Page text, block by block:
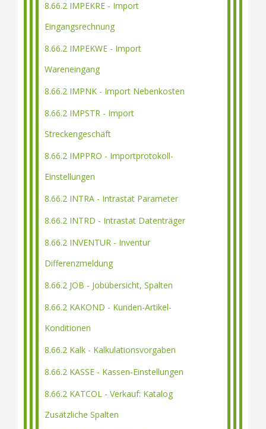
8.66.2 IMPEKRE - Import
Eingangsrechnung
8.66.2 IMPEKWE - Import
Wareneingang
8.66.2 IMPNK - Import Nebenkosten
8.66.2 IMPSTR - Import
Streckengeschäft
8.66.2 IMPPRO - Importprotokoll-
Einstellungen
8.66.2 INTRA - Intrastat Parameter
8.66.2 INTRD - Intrastat Datenträger
8.66.2 INVENTUR - Inventur
Differenzmeldung
8.66.2 JOB - Jobübersicht, Spalten
8.66.2 KAKOND - Kunden-Artikel-
Konditionen
8.66.2 Kalk - Kalkulationsvorgaben
8.66.2 KASSE - Kassen-Einstellungen
8.66.2 KATCOL - Verkauf: Katalog
Zusätzliche Spalten